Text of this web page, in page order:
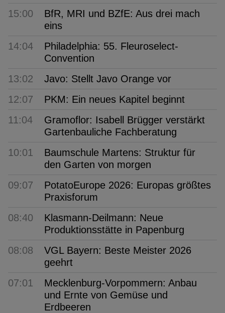
15:00
BfR, MRI und BZfE: Aus drei mach
eins
14:04
Philadelphia: 55. Fleuroselect-
Convention
13:02
Javo: Stellt Javo Orange vor
12:07
PKM: Ein neues Kapitel beginnt
11:04
Gramoflor: Isabell Brügger verstärkt
Gartenbauliche Fachberatung
10:01
Baumschule Martens: Struktur für
den Garten von morgen
09:07
PotatoEurope 2026: Europas größtes
Praxisforum
08:40
Klasmann-Deilmann: Neue
Produktionsstätte in Papenburg
08:08
VGL Bayern: Beste Meister 2026
geehrt
07:01
Mecklenburg-Vorpommern: Anbau
und Ernte von Gemüse und
Erdbeeren